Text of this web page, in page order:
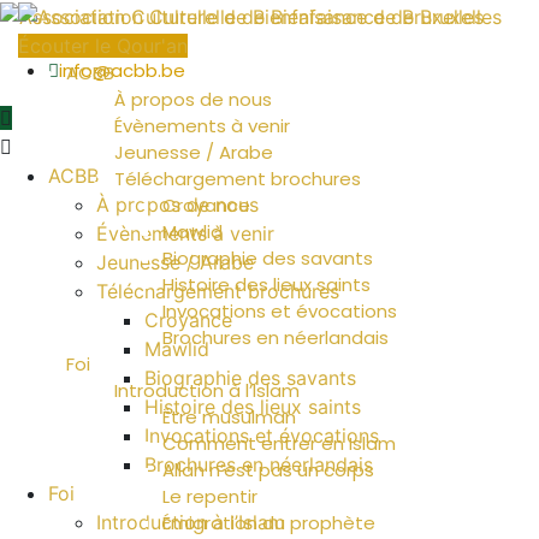
Écouter le Qour'an
ACBB
À propos de nous
Évènements à venir
Jeunesse / Arabe
Téléchargement brochures
Croyance
Mawlid
Biographie des savants
Histoire des lieux saints
Invocations et évocations
Brochures en néerlandais
Foi
Introduction à l’Islam
Être musulman
Comment entrer en Islam
Allah n’est pas un corps
Le repentir
Émigration du prophète
02 502 92 34
info@acbb.be
ACBB
À propos de nous
Évènements à venir
Jeunesse / Arabe
Téléchargement brochures
Croyance
Mawlid
Biographie des savants
Histoire des lieux saints
Invocations et évocations
Brochures en néerlandais
Foi
Introduction à l’Islam